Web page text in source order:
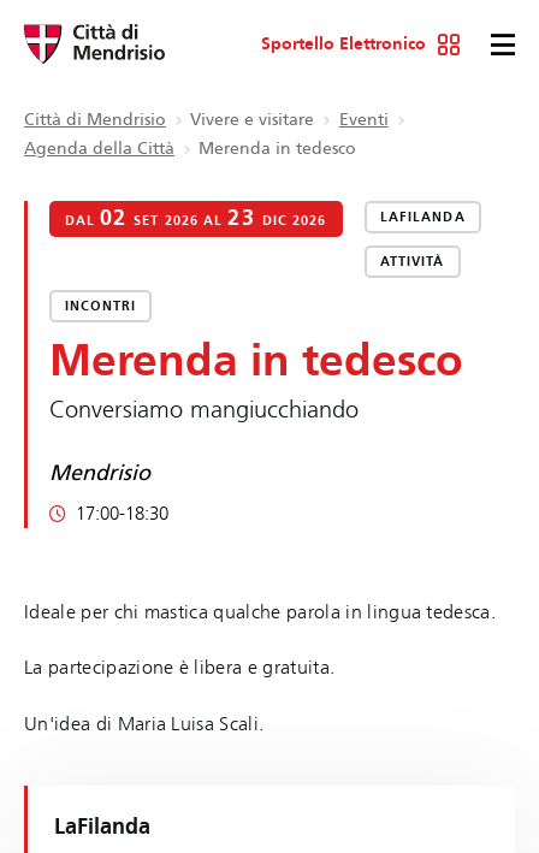
Sportello Elettronico
Città di Mendrisio Vivere e visitare
Eventi
Agenda della Città
Merenda in tedesco
DAL02 SET 2026 AL23 DIC 2026 LAFILANDA
ATTIVITÀ
INCONTRI
Merenda in tedesco
Conversiamo mangiucchiando
Mendrisio
17:00-18:30
Ideale per chi mastica qualche parola in lingua tedesca.
La partecipazione è libera e gratuita.
Un'idea di Maria Luisa Scali.
LaFilanda